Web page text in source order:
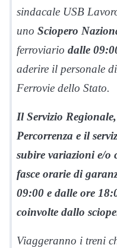
sindacale USB
uno Sciopero
ferroviario dalle
aderire il personale
Ferrovie dello Stato.
Il Servizio
Percorrenza e il
subire variazioni e/o
fasce orarie di
09:00 e dalle ore
coinvolte dallo
Viaggeranno i treni